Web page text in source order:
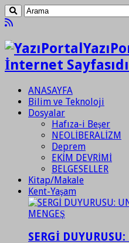
İnternet
ANASAYFA
Bilim ve Teknoloji
Dosyalar
Hafıza-i Beşer
NEOLİBERALİZM
Deprem
EKİM DEVRİMİ
BELGESELLER
Kitap/Makale
Kent-Yaşam
SERGİ